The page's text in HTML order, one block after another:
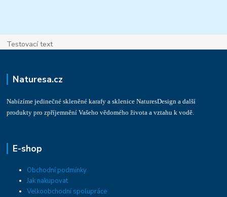
Testovací text
Naturesa.cz
Nabízíme jedinečné skleněné karafy a sklenice NaturesDesign a další
produkty pro zpříjemnění Vašeho vědomého života a vztahu k vodě.
E-shop
Obchodní podmínky
Jak nakupovat
Velkoobchodní spolupráce